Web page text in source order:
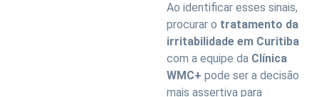
Ao identificar esses sinais,
procurar o tratamento da
irritabilidade em Curitiba
com a equipe da Clínica
WMC+ pode ser a decisão
mais assertiva para